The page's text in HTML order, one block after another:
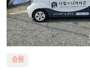
승용